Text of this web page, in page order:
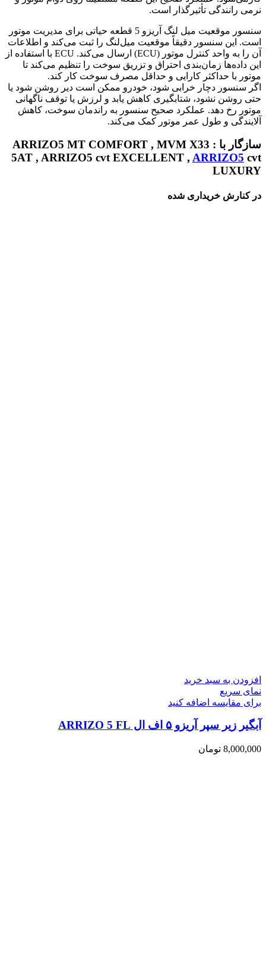
نرمی رانندگی تأثیرگذار است.
سنسور موقعيت ميل لنگ آریزو 5 قطعه حیاتی برای مدیریت موتور
است. این سنسور دقیقاً موقعیت میل‌لنگ را ثبت می‌کند و اطلاعات
آن را به واحد کنترل موتور (ECU) ارسال می‌کند. ECU با استفاده از
این داده‌ها زمان‌بندی احتراق و تزریق سوخت را تنظیم می‌کند تا
موتور با حداکثر کارایی و حداقل مصرف سوخت کار کند.
اگر سنسور دچار خرابی شود، خودرو ممکن است دیر روشن شود یا
حتی روشن نشود، شتابگیری کاهش یابد و لرزش یا توقف ناگهانی
موتور رخ دهد. عملکرد صحیح سنسور به راندمان سوخت، کاهش
آلایندگی و طول عمر موتور کمک می‌کند.
سازگار با : ARRIZO5 MT COMFORT , MVM X33
5AT , ARRIZO5 cvt EXCELLENT , ARRIZO5 cvt
LUXURY
در کنارش خریداری شده
افزودن به سبد خرید
نمای سریع
برای مقایسه اضافه کنید
آبگیر زیر سپر آریزو ۵ اف ال ARRIZO 5 FL
8,000,000 تومان